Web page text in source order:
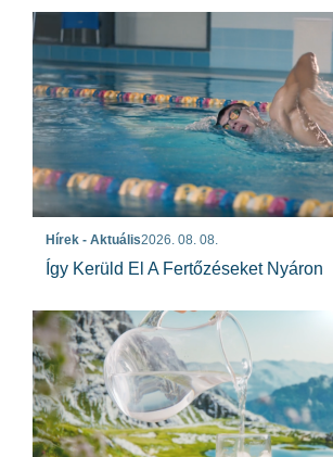
Hírek - Aktuális2026. 08. 08.
Így Kerüld El A Fertőzéseket Nyáron